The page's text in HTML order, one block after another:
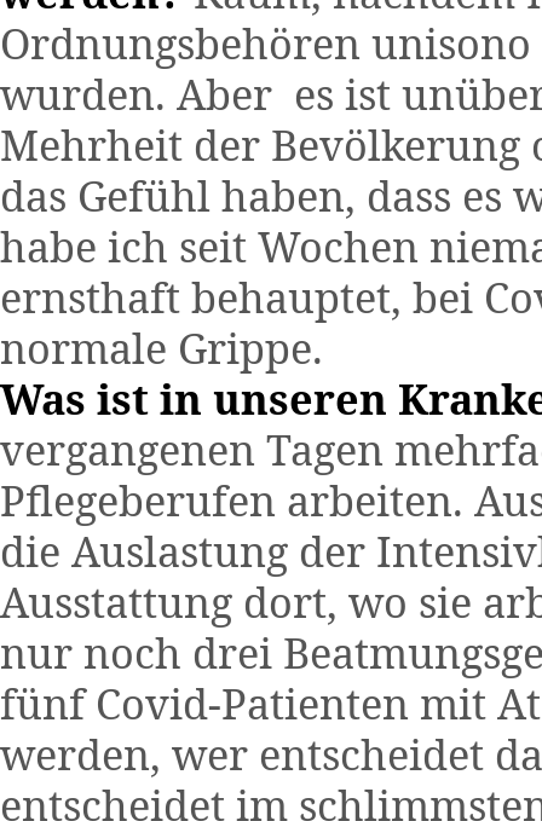
Ordnungsbehören
wurden. Aber es ist
Mehrheit der
das Gefühl haben, dass
habe ich seit Wochen
ernsthaft behauptet, bei
normale Grippe.
Was ist in unseren
vergangenen Tagen
Pflegeberufen arbeiten.
die Auslastung der
Ausstattung dort, wo sie
nur noch drei
fünf Covid-Patienten mit
werden, wer entscheidet
entscheidet im